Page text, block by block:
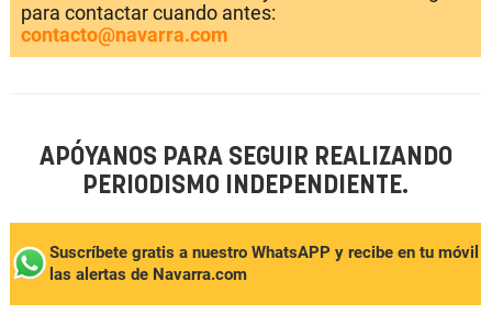
para contactar cuando antes:
contacto@navarra.com
APÓYANOS PARA SEGUIR REALIZANDO
PERIODISMO INDEPENDIENTE.
Suscríbete gratis a nuestro WhatsAPP y recibe en tu móvil
las alertas de Navarra.com